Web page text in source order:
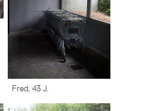
Fred, 43 J.